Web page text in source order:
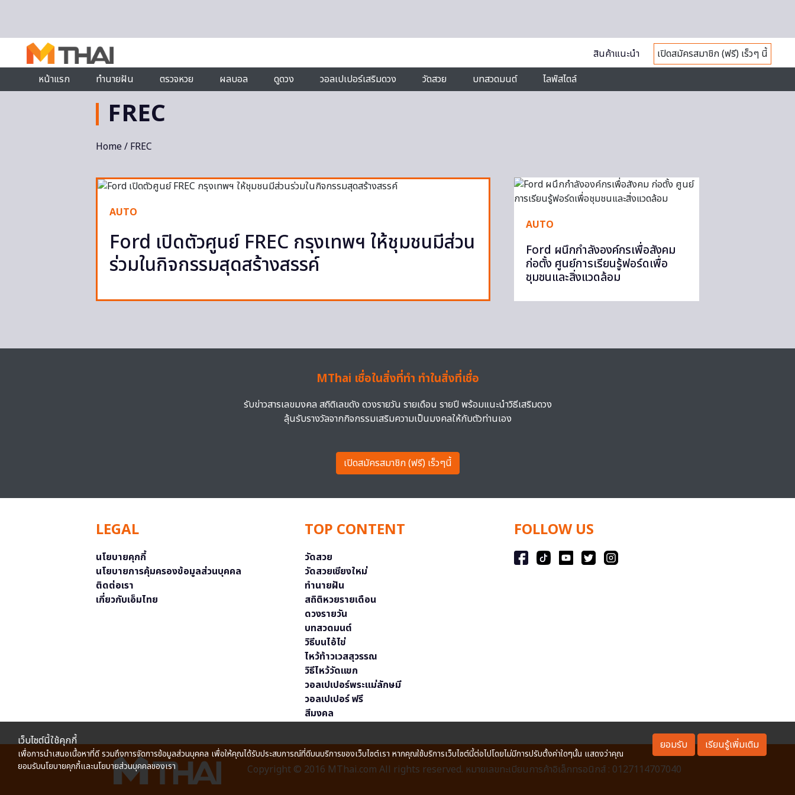
สินค้าแนะนำ
เปิดสมัครสมาชิก (ฟรี) เร็วๆ นี้
หน้าแรก
ทำนายฝัน ตรวจหวย ผลบอล ดูดวง วอลเปเปอร์เสริมดวง วัดสวย บทสวดมนต์ ไลฟ์สไตล์
FREC
Home/ FREC
AUTO
Ford เปิดตัวศูนย์ FREC กรุงเทพฯ ให้ชุมชนมีส่วน
ร่วมในกิจกรรมสุดสร้างสรรค์
AUTO
Ford ผนึกกำลังองค์กรเพื่อสังคม
ก่อตั้ง ศูนย์การเรียนรู้ฟอร์ดเพื่อ
ชุมชนและสิ่งแวดล้อม
MThai เชื่อในสิ่งที่ทำ ทำในสิ่งที่เชื่อ
รับข่าวสารเลขมงคล สถิติเลขดัง ดวงรายวัน รายเดือน รายปี พร้อมแนะนำวิธีเสริมดวง
ลุ้นรับรางวัลจากกิจกรรมเสริมความเป็นมงคลให้กับตัวท่านเอง
เปิดสมัครสมาชิก (ฟรี) เร็วๆนี้
LEGAL
นโยบายคุกกี้
นโยบายการคุ้มครองข้อมูลส่วนบุคคล
ติดต่อเรา
เกี่ยวกับเอ็มไทย
TOP CONTENT
วัดสวย
วัดสวยเชียงใหม่
ทำนายฝัน
สถิติหวยรายเดือน
ดวงรายวัน
บทสวดมนต์
วิธีบนไอ้ไข่
ไหว้ท้าวเวสสุวรรณ
วิธีไหว้วัดแขก
วอลเปเปอร์พระแม่ลักษมี
วอลเปเปอร์ ฟรี
สีมงคล
FOLLOW US
Copyright © 2016 MThai.com All rights reserved. หมายเลขทะเบียนการค้าอิเล็กทรอนิกส์ : 0127114707040
เว็บไซต์นี้ใช้คุกกี้
เพื่อการนำเสนอเนื้อหาที่ดี รวมถึงการจัดการข้อมูลส่วนบุคคล เพื่อให้คุณได้รับประสบการณ์ที่ดีบนบริการของเว็บไซต์เรา หากคุณใช้บริการเว็บไซต์นี้ต่อไปโดยไม่มีการปรับตั้งค่าใดๆนั้น แสดงว่าคุณ
ยอมรับนโยบายคุกกี้และนโยบายส่วนบุคคลของเรา
ยอมรับ เรียนรู้เพิ่มเติม